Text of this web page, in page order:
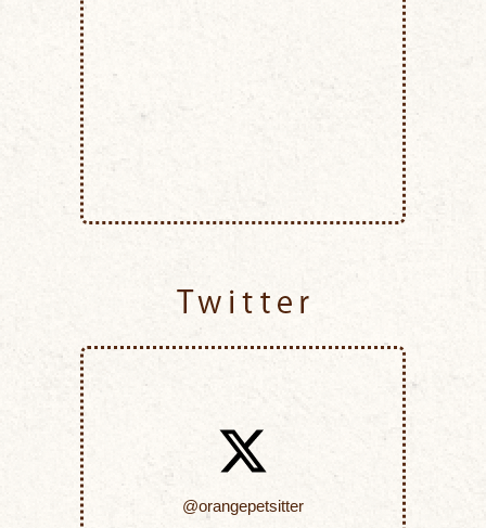
@orangepetsitter